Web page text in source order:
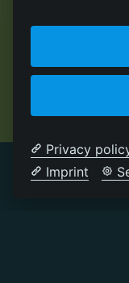
Privacy
Imprint